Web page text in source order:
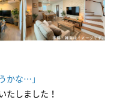
かな…」
たしました！